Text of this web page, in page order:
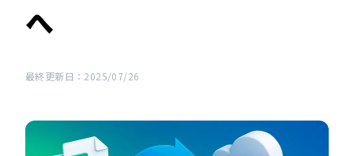
へ
最終更新日：2025/07/26